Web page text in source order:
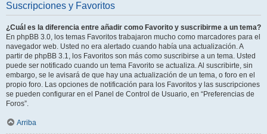
Suscripciones y Favoritos
¿Cuál es la diferencia entre añadir como Favorito y suscribirme a un tema?
En phpBB 3.0, los temas Favoritos trabajaron mucho como marcadores para el
navegador web. Usted no era alertado cuando había una actualización. A
partir de phpBB 3.1, los Favoritos son más como suscribirse a un tema. Usted
puede ser notificado cuando un tema Favorito se actualiza. Al suscribirte, sin
embargo, se le avisará de que hay una actualización de un tema, o foro en el
propio foro. Las opciones de notificación para los Favoritos y las suscripciones
se pueden configurar en el Panel de Control de Usuario, en “Preferencias de
Foros”.
Arriba